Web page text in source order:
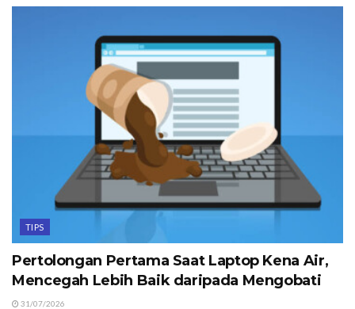
TIPS
Pertolongan Pertama Saat Laptop Kena Air,
Mencegah Lebih Baik daripada Mengobati
31/07/2026